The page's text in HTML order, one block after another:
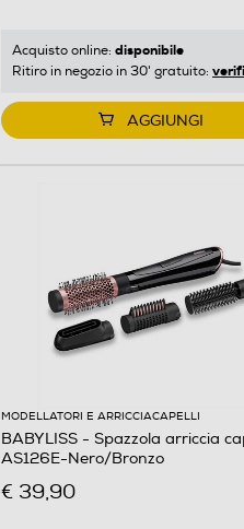
Acquisto online: disponibile
Ritiro in negozio in 30' gratuito:
AGGIUNGI
MODELLATORI E ARRICCIACAPELLI
BABYLISS - Spazzola arriccia
AS126E-Nero/Bronzo
€ 39,90